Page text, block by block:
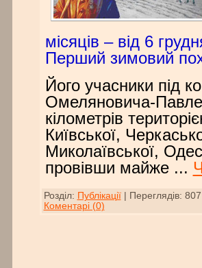
місяців – від 6
Перший зимовий
Його учасники під
Омеляновича-
кілометрів
Київської,
Миколаївської,
провівши майже ...
Розділ: Публікації| Переглядів: 807
Коментарі (0)